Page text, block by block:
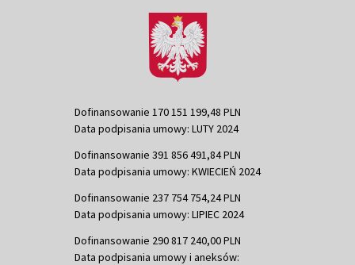
Dofinansowanie 170 151 199,48 PLN
Data podpisania umowy: LUTY 2024
Dofinansowanie 391 856 491,84 PLN
Data podpisania umowy: KWIECIEŃ 2024
Dofinansowanie 237 754 754,24 PLN
Data podpisania umowy: LIPIEC 2024
Dofinansowanie 290 817 240,00 PLN
Data podpisania umowy i aneksów: